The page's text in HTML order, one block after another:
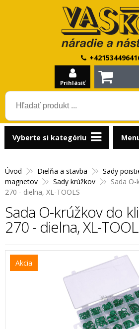
Prihlásiť
Úvod Dielňa a stavba
Sady
magnetov
Sady krúžkov
Sada
270 - dielna, XL-TOOLS
Sada O-krúžkov do
270 - dielna, XL-
Akcia
Vyberte si kategóriu